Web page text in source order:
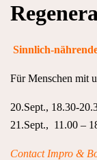
Sinnlich-
Für Menschen mit
20.Sept., 18.30-
21.Sept., 11.00 –
Contact Impro &